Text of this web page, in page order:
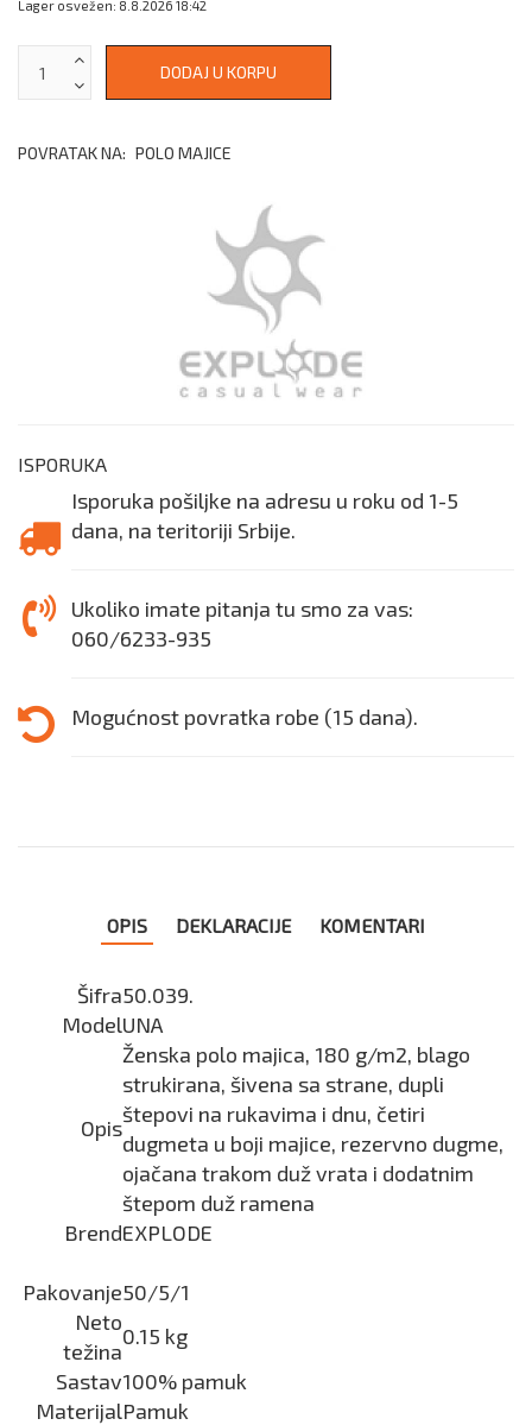
Lager osvežen: 8.8.2026 18:42
POVRATAK NA: POLO MAJICE
ISPORUKA
Isporuka pošiljke na adresu u roku od 1-5
dana, na teritoriji Srbije.
Ukoliko imate pitanja tu smo za vas:
060/6233-935
Mogućnost povratka robe (15 dana).
OPIS DEKLARACIJE KOMENTARI
Šifra50.039.
ModelUNA
Opis
Ženska polo majica, 180 g/m2, blago
strukirana, šivena sa strane, dupli
štepovi na rukavima i dnu, četiri
dugmeta u boji majice, rezervno dugme,
ojačana trakom duž vrata i dodatnim
štepom duž ramena
BrendEXPLODE
Pakovanje50/5/1
Neto
težina
0.15 kg
Sastav100% pamuk
MaterijalPamuk